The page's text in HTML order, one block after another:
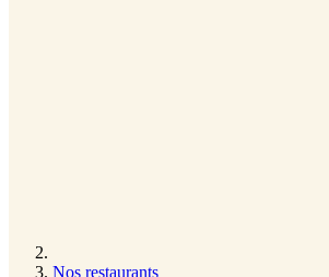
Nos restaurants